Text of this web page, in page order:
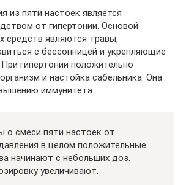
из пяти настоек является
от гипертонии. Основой
средств являются травы,
с бессонницей и укрепляющие
гипертонии положительно
и настойка сабельника. Она
иммунитета.
о смеси пяти настоек от
в целом положительные.
начинают с небольших доз.
увеличивают.